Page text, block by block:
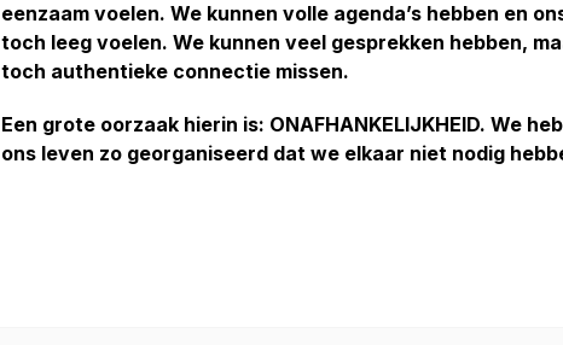
eenzaam voelen. We kunnen volle agenda’s hebben en
toch leeg voelen. We kunnen veel gesprekken hebben,
toch authentieke connectie missen.
Een grote oorzaak hierin is: ONAFHANKELIJKHEID. We
ons leven zo georganiseerd dat we elkaar niet nodig